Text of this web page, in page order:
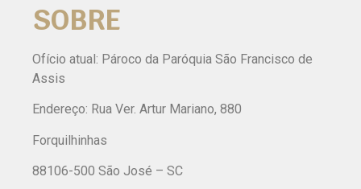
SOBRE
Ofício atual: Pároco da Paróquia São Francisco de
Assis
Endereço: Rua Ver. Artur Mariano, 880
Forquilhinhas
88106-500 São José – SC